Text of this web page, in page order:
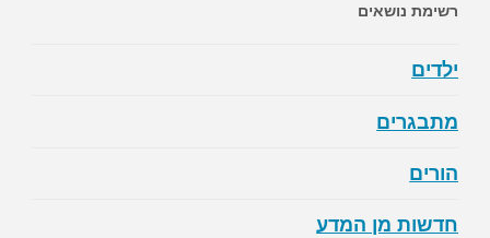
רשימת נושאים
ילדים
מתבגרים
הורים
חדשות מן המדע